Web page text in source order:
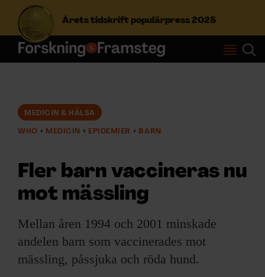
Årets tidskrift populärpress 2025
S
f
:
NYHETSBREV
ÄMNEN
ARKIV & E-TIDNING
MEDICIN & HÄLSA
WHO MEDICIN EPIDEMIER BARN
Fler barn vaccineras nu
mot mässling
Mellan åren 1994 och 2001 minskade
andelen barn som vaccinerades mot
mässling, påssjuka och röda hund.